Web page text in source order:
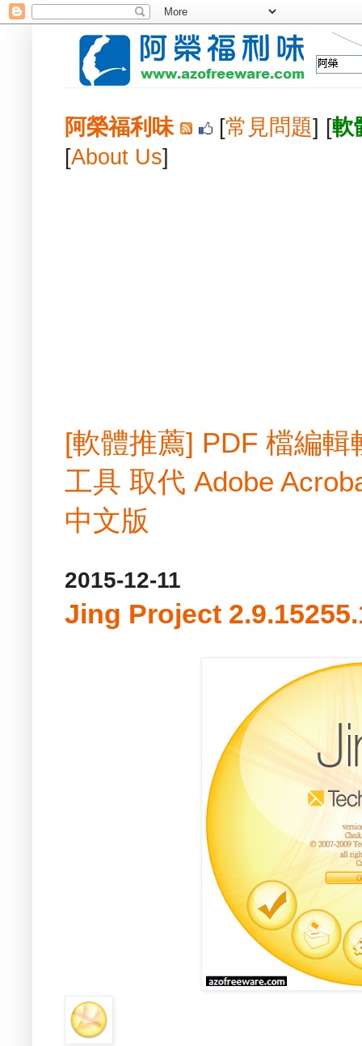
阿榮福利味 [常見問題] [軟
[About Us]
[軟體推薦] PDF 檔編
工具 取代 Adobe
中文版
2015-12-11
Jing Project